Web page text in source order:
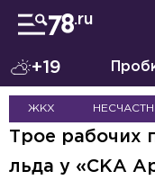
+19
ЖКХ
Трое рабочих
льда у «СКА